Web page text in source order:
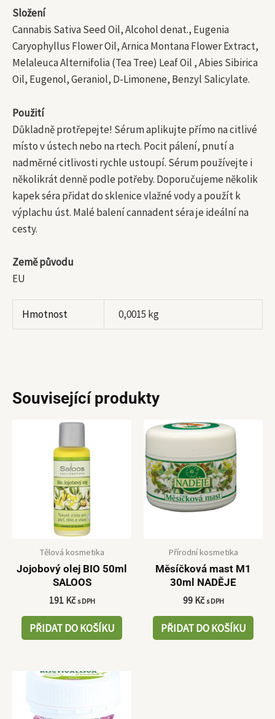
Složení
Cannabis Sativa Seed Oil, Alcohol denat., Eugenia
Caryophyllus Flower Oil, Arnica Montana Flower Extract,
Melaleuca Alternifolia (Tea Tree) Leaf Oil , Abies Sibirica
Oil, Eugenol, Geraniol, D-Limonene, Benzyl Salicylate.
Použití
Důkladně protřepejte! Sérum aplikujte přímo na citlivé
místo v ústech nebo na rtech. Pocit pálení, pnutí a
nadměrné citlivosti rychle ustoupí. Sérum používejte i
několikrát denně podle potřeby. Doporučujeme několik
kapek séra přidat do sklenice vlažné vody a použít k
výplachu úst. Malé balení cannadent séra je ideální na
cesty.
Země původu
EU
Hmotnost 0,0015 kg
Související produkty
Tělová kosmetika
Jojobový olej BIO 50ml
SALOOS
191 Kč s DPH
PŘIDAT DO KOŠÍKU
Přírodní kosmetika
Měsíčková mast M1
30ml NADĚJE
99 Kč s DPH
PŘIDAT DO KOŠÍKU